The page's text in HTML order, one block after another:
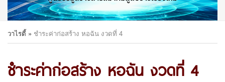
วาไรตี้ » ชำระค่าก่อสร้าง หอฉัน งวดที่ 4
ชำระค่าก่อสร้าง หอฉัน งวดที่ 4